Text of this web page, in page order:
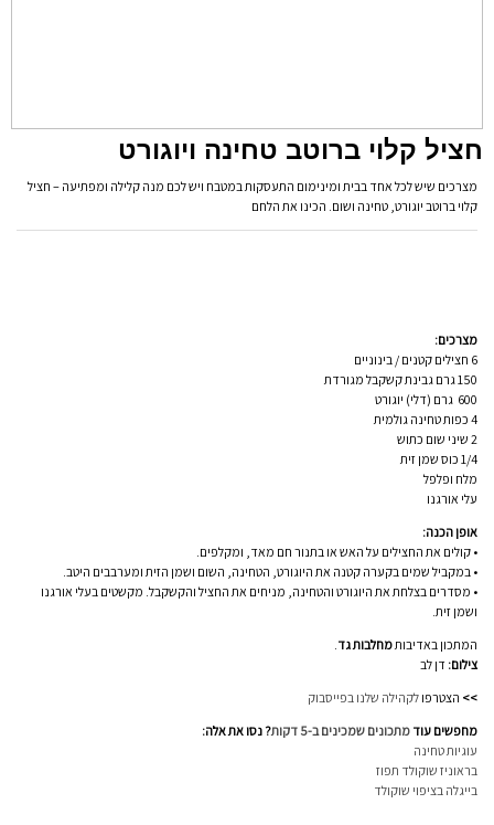
חציל קלוי ברוטב טחינה ויוגורט
מצרכים שיש לכל אחד בבית ומינימום התעסקות במטבח ויש לכם מנה קלילה ומפתיעה – חציל
קלוי ברוטב יוגורט, טחינה ושום. הכינו את הלחם
מצרכים:
6 חצילים קטנים / בינוניים
150 גרם גבינת קשקבל מגורדת
600 גרם (דלי) יוגורט
4 כפות טחינה גולמית
2 שיני שום כתוש
1/4 כוס שמן זית
מלח ופלפל
עלי אורגנו
אופן הכנה:
• קולים את החצילים על האש או בתנור חם מאד, ומקלפים.
• במקביל שמים בקערה קטנה את היוגורט, הטחינה, השום ושמן הזית ומערבבים היטב.
• מסדרים בצלחת את היוגורט והטחינה, מניחים את החציל והקשקבל. מקשטים בעלי אורגנו
ושמן זית.
המתכון באדיבותמחלבות גד.
צילום: דן לב
>> הצטרפו לקהילה שלנו בפייסבוק
מחפשים עוד מתכונים שמכינים ב-5 דקות
? נסו את אלה:
עוגיות טחינה
בראוניז שוקולד תפוז
בייגלה בציפוי שוקולד